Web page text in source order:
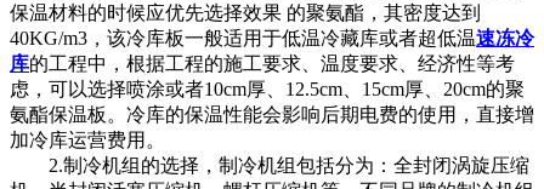
保温材料的时候应优先选择效果 的聚氨酯，其密度达到
40KG/m3，该冷库板一般适用于低温冷藏库或者超低温速冻冷
库的工程中，根据工程的施工要求、温度要求、经济性等考
虑，可以选择喷涂或者10cm厚、12.5cm、15cm厚、20cm的聚
氨酯保温板。冷库的保温性能会影响后期电费的使用，直接增
加冷库运营费用。
2.制冷机组的选择，制冷机组包括分为：全封闭涡旋压缩